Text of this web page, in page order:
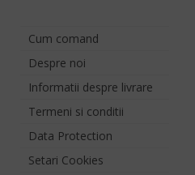
Cum comand
Despre noi
Informatii despre livrare
Termeni si conditii
Data Protection
Setari Cookies